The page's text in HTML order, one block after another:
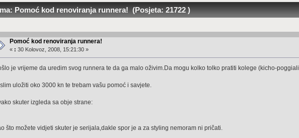
Pomoć kod renoviranja runnera! (Posjeta: 21722 )
Pomoć kod renoviranja runnera!
« : 30 Kolovoz, 2008, 15:21:30 »
je vrijeme da uredim svog runnera te da ga malo oživim.Da mogu kolko tolko pratiti kolege (kicho-poggiali
uložiti oko 3000 kn te trebam vašu pomoć i savjete.
skuter izgleda sa obje strane:
što možete vidjeti skuter je serijala,dakle spor je a za styling nemoram ni pričati.